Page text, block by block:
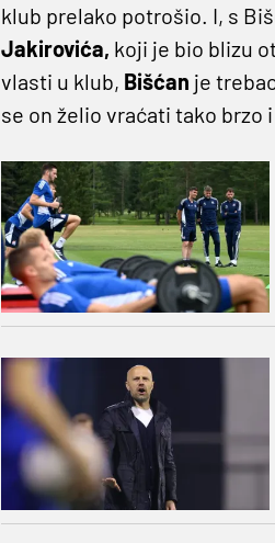
klub prelako potrošio. I, s
Jakirovića, koji je bio blizu
vlasti u klub, Bišćan je
se on želio vraćati tako